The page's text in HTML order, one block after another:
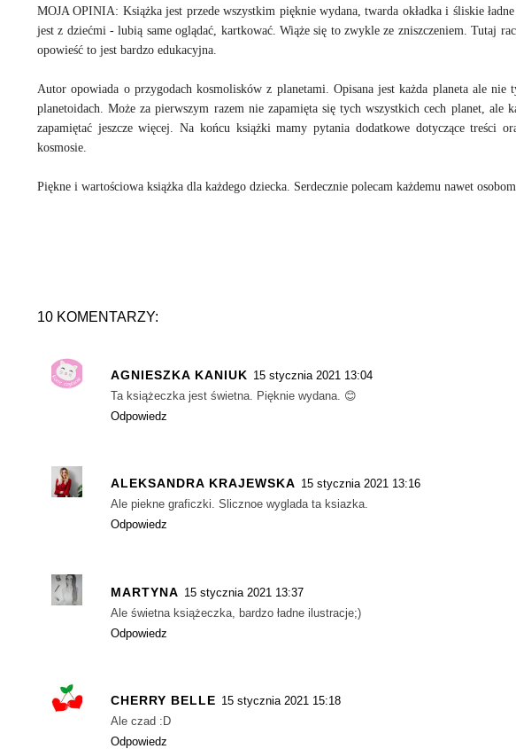
MOJA OPINIA: Książka jest przede wszystkim pięknie wydana, twarda okładka i śliskie
jest z dziećmi - lubią same oglądać, kartkować. Wiąże się to zwykle ze zniszczeniem. Tutaj
opowieść to jest bardzo edukacyjna.
Autor opowiada o przygodach kosmolisków z planetami. Opisana jest każda planeta ale
planetoidach. Może za pierwszym razem nie zapamięta się tych wszystkich cech planet, ale
zapamiętać jeszcze więcej. Na końcu książki mamy pytania dodatkowe dotyczące treści
kosmosie.
Piękne i wartościowa książka dla każdego dziecka. Serdecznie polecam każdemu nawet
10 KOMENTARZY:
AGNIESZKA KANIUK 15 stycznia 2021 13:04
Ta książeczka jest świetna. Pięknie wydana. 😊
Odpowiedz
ALEKSANDRA KRAJEWSKA 15 stycznia 2021 13:16
Ale piekne graficzki. Slicznoe wyglada ta ksiazka.
Odpowiedz
MARTYNA 15 stycznia 2021 13:37
Ale świetna książeczka, bardzo ładne ilustracje;)
Odpowiedz
CHERRY BELLE 15 stycznia 2021 15:18
Ale czad :D
Odpowiedz